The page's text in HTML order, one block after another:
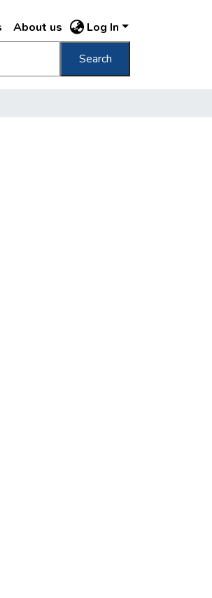
About us Log In
Search